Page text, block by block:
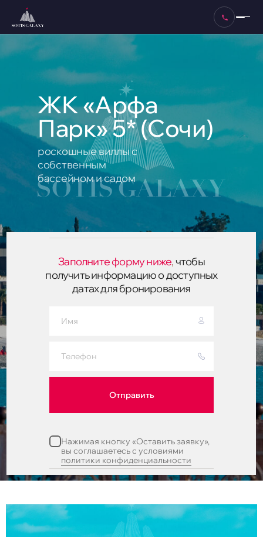
Нажимая кнопку «Оставить заявку»,
вы соглашаетесь с условиями
политики конфиденциальности
Отправить
Заполните форму ниже,чтобы
получить информацию о доступных
датах для бронирования
ЖК «Арфа
Парк» 5* (Сочи)
роскошные виллы с
собственным
бассейном и садом